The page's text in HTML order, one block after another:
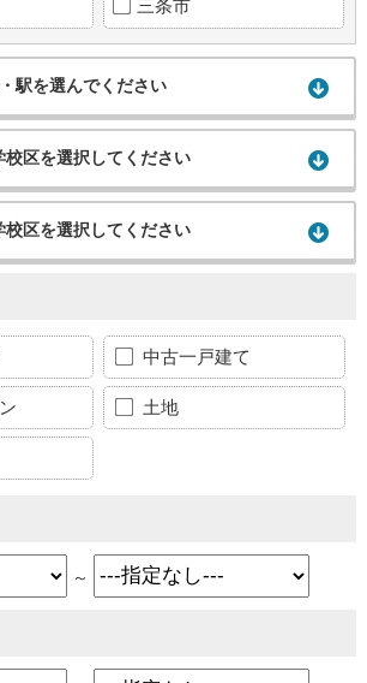
三条市
駅を選んでください
校区を選択してください
校区を選択してください
中古一戸建て
土地
～